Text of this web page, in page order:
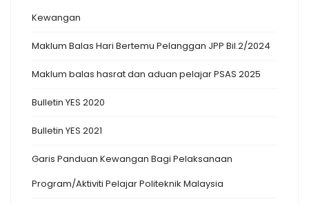
Kewangan
Maklum Balas Hari Bertemu Pelanggan JPP Bil.2/2024
Maklum balas hasrat dan aduan pelajar PSAS 2025
Bulletin YES 2020
Bulletin YES 2021
Garis Panduan Kewangan Bagi Pelaksanaan
Program/Aktiviti Pelajar Politeknik Malaysia